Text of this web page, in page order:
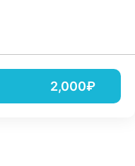
2,000₽